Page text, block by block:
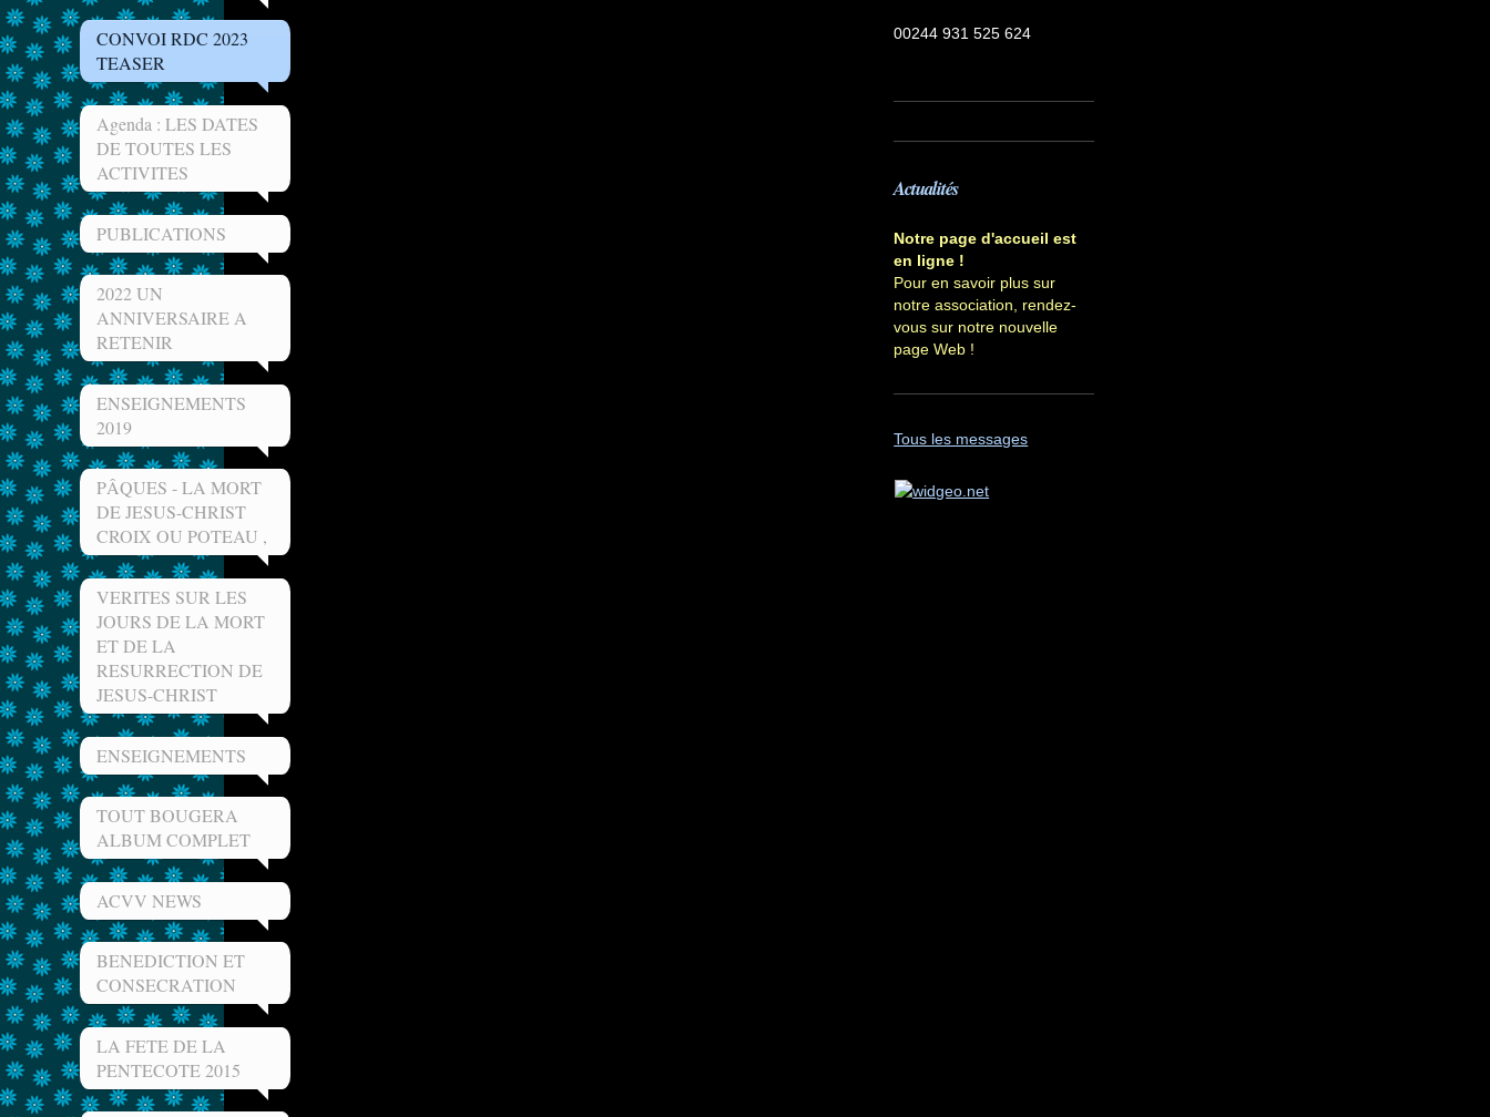
CONVOI RDC 2023
TEASER
Agenda : LES DATES
DE TOUTES LES
ACTIVITES
PUBLICATIONS
2022 UN
ANNIVERSAIRE A
RETENIR
ENSEIGNEMENTS
2019
PÂQUES - LA MORT
DE JESUS-CHRIST
CROIX OU POTEAU ,
VERITES SUR LES
JOURS DE LA MORT
ET DE LA
RESURRECTION DE
JESUS-CHRIST
ENSEIGNEMENTS
TOUT BOUGERA
ALBUM COMPLET
ACVV NEWS
BENEDICTION ET
CONSECRATION
LA FETE DE LA
PENTECOTE 2015
00244 931 525 624
Actualités
Notre page d'accueil est
en ligne !
Pour en savoir plus sur
notre association, rendez-
vous sur notre nouvelle
page Web !
Tous les messages